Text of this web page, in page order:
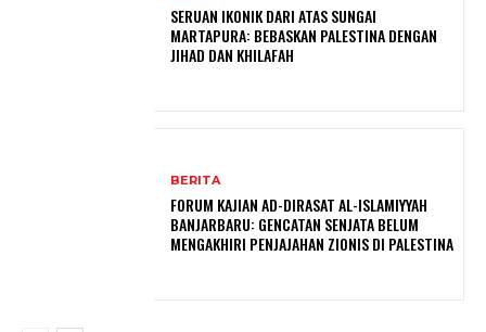
SERUAN IKONIK DARI ATAS SUNGAI
MARTAPURA: BEBASKAN PALESTINA DENGAN
JIHAD DAN KHILAFAH
BERITA
FORUM KAJIAN AD-DIRASAT AL-ISLAMIYYAH
BANJARBARU: GENCATAN SENJATA BELUM
MENGAKHIRI PENJAJAHAN ZIONIS DI PALESTINA